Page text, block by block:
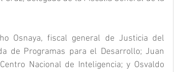
Osnaya, fiscal general de Justicia del
de Programas para el Desarrollo; Juan
Nacional de Inteligencia; y Osvaldo